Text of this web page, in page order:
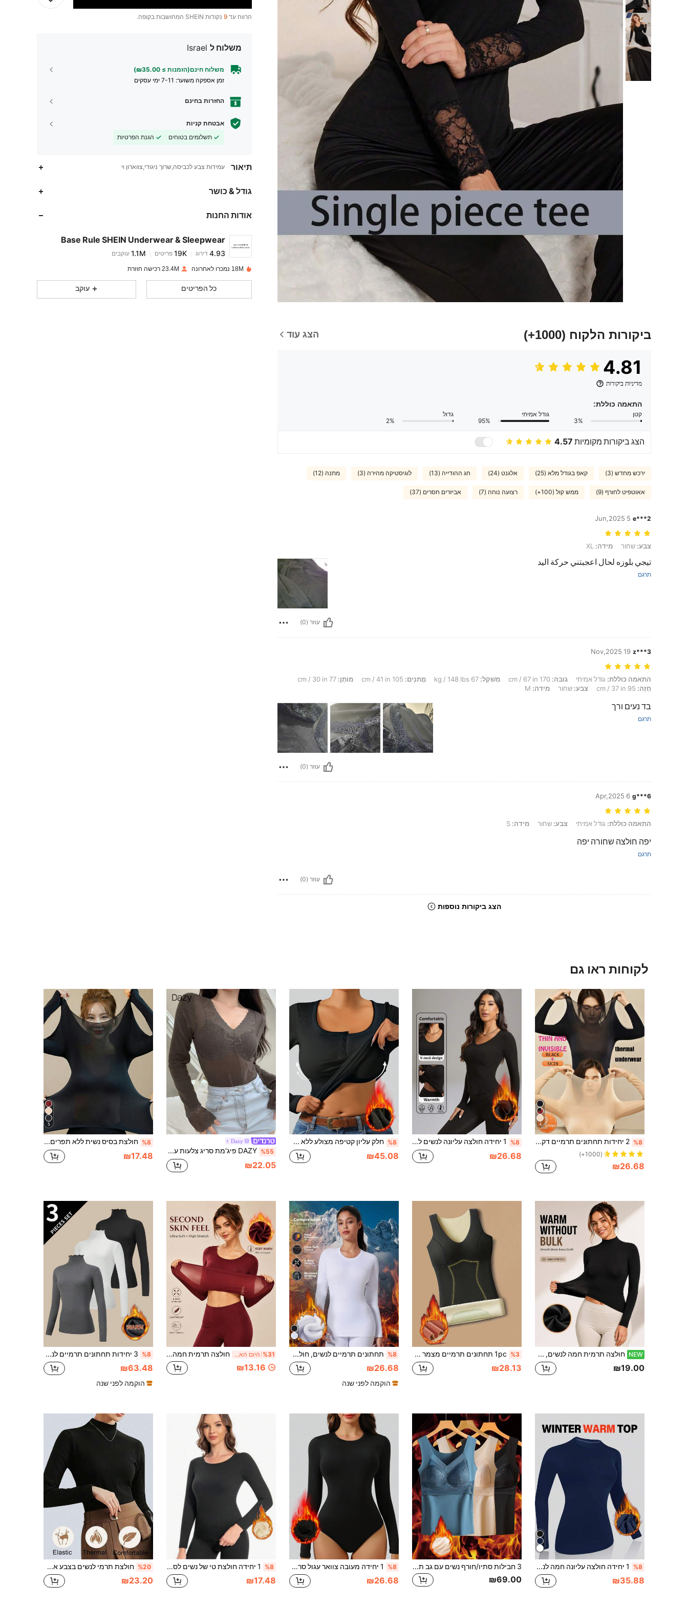
ביקורות הלקוח (1000+) הצג עוד
4.81
מדיניות ביקורות
התאמה כוללת:
קטן
3%
גודל אמיתי
95%
גדול
2%
הצג ביקורות מקומיות 4.57
ירכש מחדש (3) קאפ בגודל מלא (25) אלגנט (24) חג ההודייה (13) לוגיסטיקה מהירה (3) מתנה (12)
אאוטפיט לחורף (9) ממש קול (100+) רצועה נוחה (7) אביזרים חסרים (37)
e***2
5 Jun,2025
צבע: שחור, מידה: XL
צבע: שחור מידה:
تيجي بلوزه لحال اعجبتني حركة اليد
תרגם
עוזר (0)
z***3
19 Nov,2025
התאמה כוללת: גודל אמיתי, גובה: 170 cm / 67 in, מִשׁקָל: 67 kg / 148 lbs, מָתנַיִם: 105 cm / 41 in, מוֹתֶן: 77 cm / 30 in, חָזֶה: 95 cm / 37 in, צבע: שחור, מידה: M
התאמה כוללת: גודל אמיתי גובה: מִשׁקָל: מָתנַיִם: מוֹתֶן:
חָזֶה:
צבע: שחור מידה:
בד נעים ורך
תרגם
עוזר (0)
g***6
6 Apr,2025
התאמה כוללת: גודל אמיתי, צבע: שחור, מידה: S
התאמה כוללת: גודל אמיתי צבע: שחור מידה:
יפה חולצה שחורה יפה
תרגם
עוזר (0)
הצג ביקורות נוספות
הרווח עד 9 נקודות SHEIN המחושבות בקופה.
משלוח ל Israel
משלוח חינם(הזמנות ≥ ₪35.00)
זמן אספקה ​​משוער: 7-11 ימי עסקים
החזרות בחינם
אבטחת קניות
תשלומים בטוחים
הגנת הפרטיות
תיאור עמידות צבע לכביסה,שרוך ניגודי,צווארון וי
גודל & כושר
אודות החנות
Base Rule SHEIN Underwear & Sleepwear
4.93
דירוג
r***r שילם לפני יום אחד
18M נמכרו לאחרונה 23.4M רכישה חוזרת
כל הפריטים עוקב
לקוחות ראו גם
4
%8 2 יחידות תחתונים תרמיים דקים במיוחד ללא תפרים לנשים - גופייה רכה ונוחה עם צווארון עגול ושרוול ארוך, מתאימה כאביזר פנימי ופיג'מה, בד איכותי, קל משקל ונושם, אידיאלי לשכבות
(1000+)
₪26.68
%8 1 יחידה חולצה עליונה לנשים לסתיו/חורף, מבד מוברש עבה, צוואון V, שרוול ארוך, סריג פסים, צבע חלק, קז'ואל ורב-שימושית, עם שוליים מעוגלים, גזרה צמודה ומחמיאה, שכבת בסיס ליוגה ומעיל חיצוני
₪26.68
%8 חלק עליון קטיפה מצולע ללא תפרים, 2 ב-1 עם גביע מובנה, כפתור לחיצה קדמי, שרוול ארוך, שחור, סתיו/חורף
₪45.08
Dazy
%55 DAZY פיג'מת סריג צלעות עם תחרה מנוגדת וגימור צדפות
₪22.05
5
%8 חולצת בסיס נשית ללא תפרים דקה מאוד חמה עם שרוולים ארוכים וצווארון עגול, חולצת שכבה קלה, סתיו/חורף
₪17.48
NEW חולצה תרמית חמה לנשים, שכבה בסיסית דקה מאוד עם צווארון גבוה ושרוול ארוך, גמישות גבוהה וגזרה צמודה, הלבשה פנימית לחורף
₪19.00
%3 1pc תחתונים תרמיים מצמר בצבע אחיד, גופייה חמה לנשים עם צווארון עגול, מתאים לסתיו/חורף
₪28.13
%8 תחתונים תרמיים לנשים, חולצת בסיס חמה עם בטנה תרמית לסתיו/חורף, מתאימה לספורט בחיק הטבע, סקי, ציד, מזג אוויר קר, התחממות
₪26.68
הוקמה לפני שנה
%31 היום האחרון חולצה תרמית חמה לנשים עם שרוול ארוך וצווארון עגול, גזרה צמודה, רכה וגמישה, טכנולוגיית ייצור חום, שכבה בסיסית לחורף
₪13.16
%8 3 יחידות תחתונים תרמיים לנשים עם שרוולים ארוכים, צווארון גולף, גימור תחרה, חולצות בסיס, סתיו/חורף
₪63.48
הוקמה לפני שנה
%8 1 יחידה חולצה עליונה חמה לנשים עם בטנה תרמית, מברשת, בצבע כחול נייבי, צווארון עגול, שרוול ארוך, גזרה צמודה, לסתוו/חורף
₪35.88
3 חבילות סתיו/חורף נשים עם גב תחרה, חימום מהיר, תחתונים עבים וחמים, חולצה צמודה, תחתונים חמים, מחממים
₪69.00
%8 1 יחידה מעובה צוואר עגול סרבל Slim Fit עם שרוול ארוך לסתיו/חורף
₪26.68
%8 1 יחידה חולצת טי של נשים לסתיו/חורף עם בטנת פליז, צווארון עגול, שרוול ארוך, גזרה צמודה, לבישה יומית קז'ואל לבית, שכבה תחתונה, צבע אחיד רב-שימושי
₪17.48
%20 חולצת תרמי לנשים בצבע אחיד עם צווארון גבוה, חולצת T חמה לחורף עם צווארון חצי גבוה ושרוול ארוך, תרמי ארוך אלסטי, שכבת בסיס צמודה, הלבשה פנימית מחבקת גוף למעיל, בטנה בסגנון מערבי. חולצת שכבת בסיס לנשים בשחור וחום
₪23.20